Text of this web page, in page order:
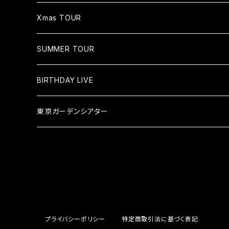
Xmas TOUR
SUMMER TOUR
BIRTHDAY LIVE
東京ガーデンシアター
プライバシーポリシー 特定商取引法に基づく表記